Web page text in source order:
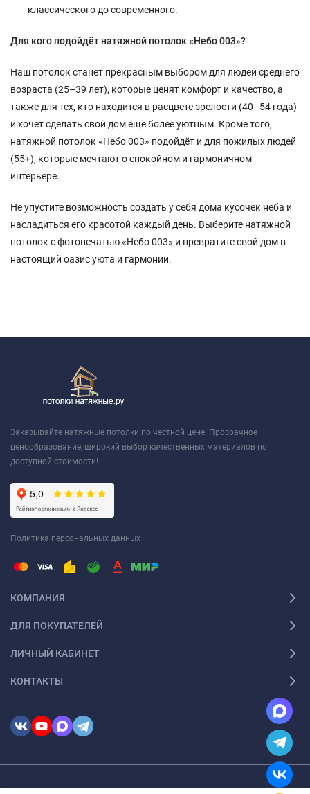
классического до современного.
Для кого подойдёт натяжной потолок «Небо 003»?
Наш потолок станет прекрасным выбором для людей среднего
возраста (25–39 лет), которые ценят комфорт и качество, а
также для тех, кто находится в расцвете зрелости (40–54 года)
и хочет сделать свой дом ещё более уютным. Кроме того,
натяжной потолок «Небо 003» подойдёт и для пожилых людей
(55+), которые мечтают о спокойном и гармоничном
интерьере.
Не упустите возможность создать у себя дома кусочек неба и
насладиться его красотой каждый день. Выберите натяжной
потолок с фотопечатью «Небо 003» и превратите свой дом в
настоящий оазис уюта и гармонии.
Заказывайте натяжные потолки по честной цене! Прозрачное
ценообразование, широкий выбор качественных материалов по
доступной стоимости!
Политика персональных данных
КОМПАНИЯ
ДЛЯ ПОКУПАТЕЛЕЙ
ЛИЧНЫЙ КАБИНЕТ
КОНТАКТЫ